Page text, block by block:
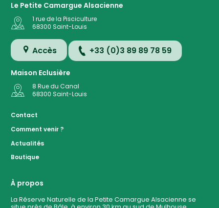
Le Petite Camargue Alsacienne
1 rue de la Pisciculture
68300 Saint-Louis
Accès +33 (0)3 89 89 78 59
Maison Eclusière
8 Rue du Canal
68300 Saint-Louis
Contact
Comment venir ?
Actualités
Boutique
À propos
La Réserve Naturelle de la Petite Camargue Alsacienne se